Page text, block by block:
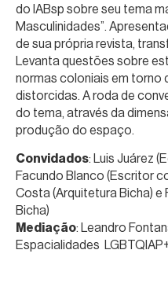
do IABsp sobre seu tema
Masculinidades”.
de sua própria revista,
Levanta questões sobre
normas coloniais em torno
distorcidas. A roda de
do tema, através da
produção do espaço.
Convidados: Luis Juárez
Facundo Blanco (Escritor
Costa (Arquitetura Bicha) e
Bicha)
Mediação: Leandro
Espacialidades